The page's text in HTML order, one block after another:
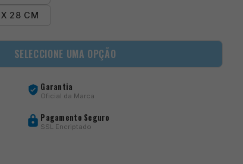
28 CM
SELECCIONE UMA OPÇÃO
Garantia
Oficial da Marca
Pagamento Seguro
SSL Encriptado